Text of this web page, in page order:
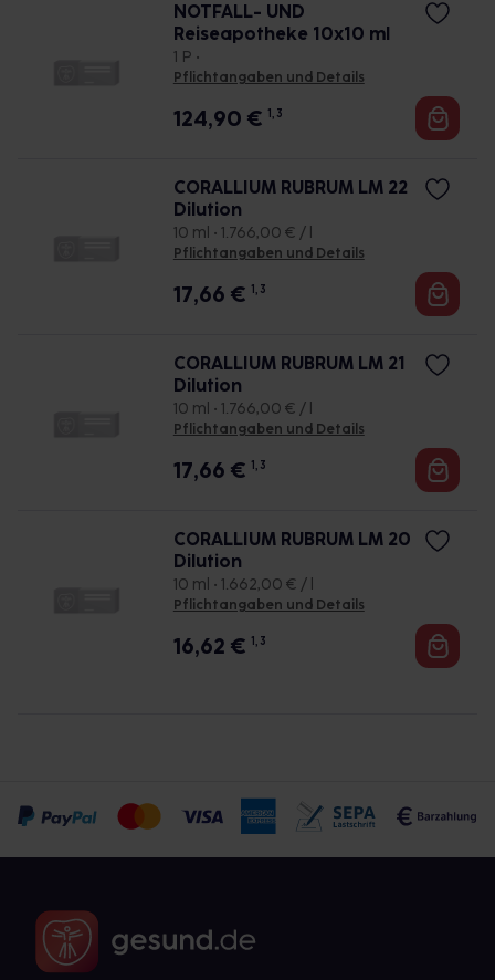
NOTFALL- UND
Reiseapotheke 10x10 ml
1 P •
Pflichtangaben und Details
124,90 € 1, 3
CORALLIUM RUBRUM LM 22
Dilution
10 ml • 1.766,00 € / l
Pflichtangaben und Details
17,66 € 1, 3
CORALLIUM RUBRUM LM 21
Dilution
10 ml • 1.766,00 € / l
Pflichtangaben und Details
17,66 € 1, 3
CORALLIUM RUBRUM LM 20
Dilution
10 ml • 1.662,00 € / l
Pflichtangaben und Details
16,62 € 1, 3